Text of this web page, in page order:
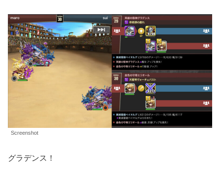
Screenshot
グラデンス！